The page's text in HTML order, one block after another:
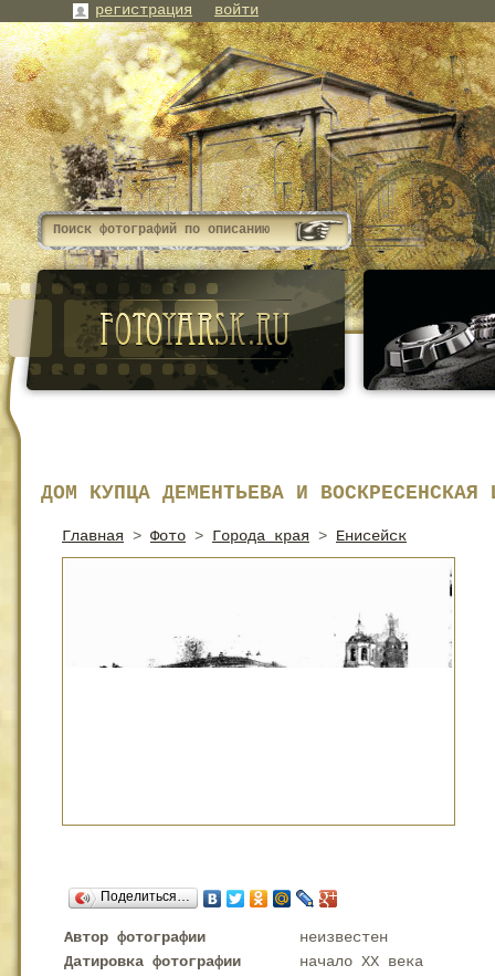
ДОМ КУПЦА ДЕМЕНТЬЕВА И ВОСКРЕСЕНСКАЯ
Главная > Фото > Города края > Енисейск
Поделиться…
Автор фотографии
неизвестен
Датировка фотографии
начало XX века
регистрация войти